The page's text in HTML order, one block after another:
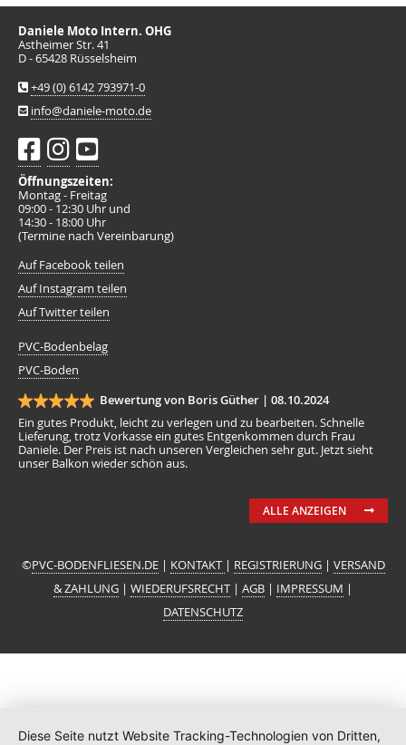
Daniele Moto Intern. OHG
Astheimer Str. 41
D - 65428 Rüsselsheim
+49 (0) 6142 793971-0
info@daniele-moto.de
Öffnungszeiten:
Montag - Freitag
09:00 - 12:30 Uhr und
14:30 - 18:00 Uhr
(Termine nach Vereinbarung)
Auf Facebook teilen
Auf Instagram teilen
Auf Twitter teilen
PVC-Bodenbelag
PVC-Boden
Bewertung von Boris Güther | 08.10.2024
Ein gutes Produkt, leicht zu verlegen und zu bearbeiten. Schnelle
Lieferung, trotz Vorkasse ein gutes Entgenkommen durch Frau
Daniele. Der Preis ist nach unseren Vergleichen sehr gut. Jetzt sieht
unser Balkon wieder schön aus.
ALLE ANZEIGEN
©PVC-BODENFLIESEN.DE| KONTAKT | REGISTRIERUNG| VERSAND
& ZAHLUNG | WIEDERUFSRECHT | AGB | IMPRESSUM |
DATENSCHUTZ
Diese Seite nutzt Website Tracking-Technologien von Dritten,